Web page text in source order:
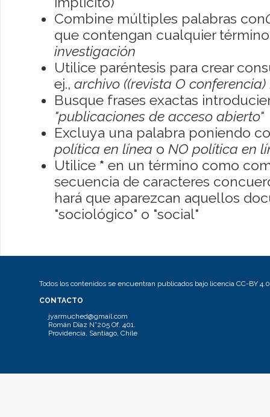
Combine múltiples palabras con
que contengan cualquier
investigación
Utilice paréntesis para crear
ej., archivo ((revista O conferencia)
Busque frases exactas
"publicaciones de acceso abierto"
Excluya una palabra poniendo
política en línea o NO política en
Utilice * en un término como
secuencia de caracteres
hará que aparezcan aquellos
"sociológico" o "social"
Todos los contenidos se encuentran publicados bajo licencia CC-BY 4.0
CONTACTO
jyarmuched@gmail.com
Román Díaz N°205 Of. 401.
Providencia, Santiago, Chile